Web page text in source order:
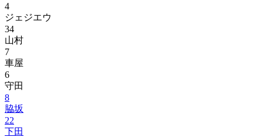
4
ジェジエウ
34
山村
7
車屋
6
守田
8
脇坂
22
下田